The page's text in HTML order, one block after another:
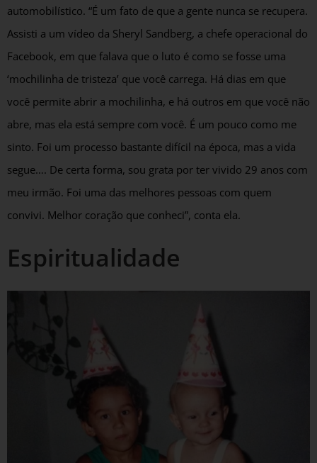
automobilístico. “É um fato de que a gente nunca se recupera.
Assisti a um vídeo da Sheryl Sandberg, a chefe operacional do
Facebook, em que falava que o luto é como se fosse uma
‘mochilinha de tristeza’ que você carrega. Há dias em que
você permite abrir a mochilinha, e há outros em que você não
abre, mas ela está sempre com você. É um pouco como me
sinto. Foi um processo bastante difícil na época, mas a vida
segue…. De certa forma, sou grata por ter vivido 29 anos com
meu irmão. Foi uma das melhores pessoas com quem
convivi. Melhor coração que conheci”, conta ela.
Espiritualidade